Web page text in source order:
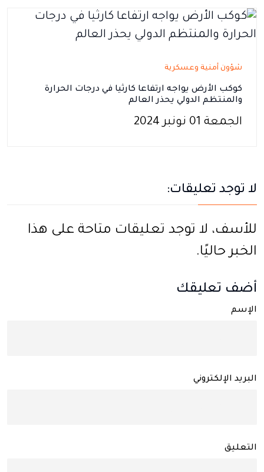
شؤون أمنية وعسكرية
كوكب الأرض يواجه ارتفاعا كارثيا في درجات الحرارة
والمنتظم الدولي يحذر العالم
الجمعة 01 نونبر 2024
لا توجد تعليقات:
للأسف، لا توجد تعليقات متاحة على هذا
الخبر حاليًا.
أضف تعليقك
الإسم
البريد الإلكتروني
التعليق